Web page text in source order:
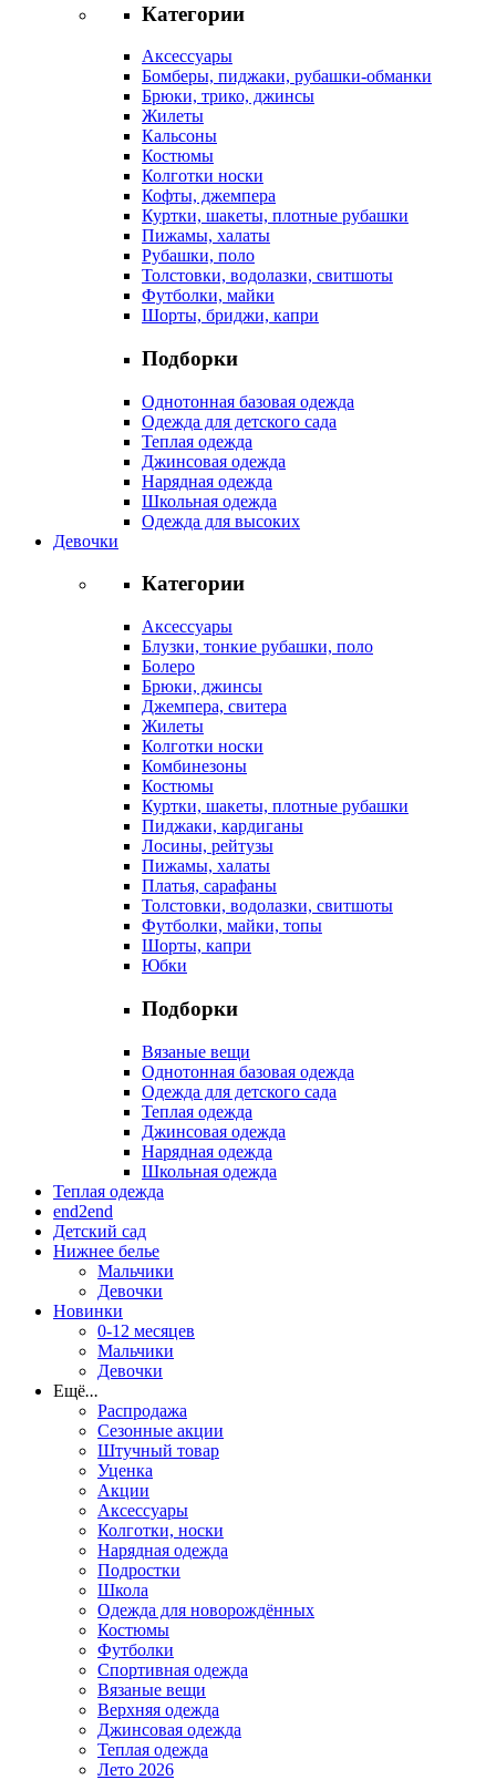
Категории
Аксессуары
Бомберы, пиджаки, рубашки-обманки
Брюки, трико, джинсы
Жилеты
Кальсоны
Костюмы
Колготки носки
Кофты, джемпера
Куртки, шакеты, плотные рубашки
Пижамы, халаты
Рубашки, поло
Толстовки, водолазки, свитшоты
Футболки, майки
Шорты, бриджи, капри
Подборки
Однотонная базовая одежда
Одежда для детского сада
Теплая одежда
Джинсовая одежда
Нарядная одежда
Школьная одежда
Одежда для высоких
Девочки
Категории
Аксессуары
Блузки, тонкие рубашки, поло
Болеро
Брюки, джинсы
Джемпера, свитера
Жилеты
Колготки носки
Комбинезоны
Костюмы
Куртки, шакеты, плотные рубашки
Пиджаки, кардиганы
Лосины, рейтузы
Пижамы, халаты
Платья, сарафаны
Толстовки, водолазки, свитшоты
Футболки, майки, топы
Шорты, капри
Юбки
Подборки
Вязаные вещи
Однотонная базовая одежда
Одежда для детского сада
Теплая одежда
Джинсовая одежда
Нарядная одежда
Школьная одежда
Теплая одежда
end2end
Детский сад
Нижнее белье
Мальчики
Девочки
Новинки
0-12 месяцев
Мальчики
Девочки
Ещё...
Распродажа
Сезонные акции
Штучный товар
Уценка
Акции
Аксессуары
Колготки, носки
Нарядная одежда
Подростки
Школа
Одежда для новорождённых
Костюмы
Футболки
Спортивная одежда
Вязаные вещи
Верхняя одежда
Джинсовая одежда
Теплая одежда
Лето 2026